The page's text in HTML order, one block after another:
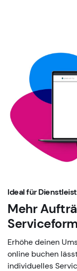
Ideal für
Mehr
Erhöhe deinen
online buchen
individuelles